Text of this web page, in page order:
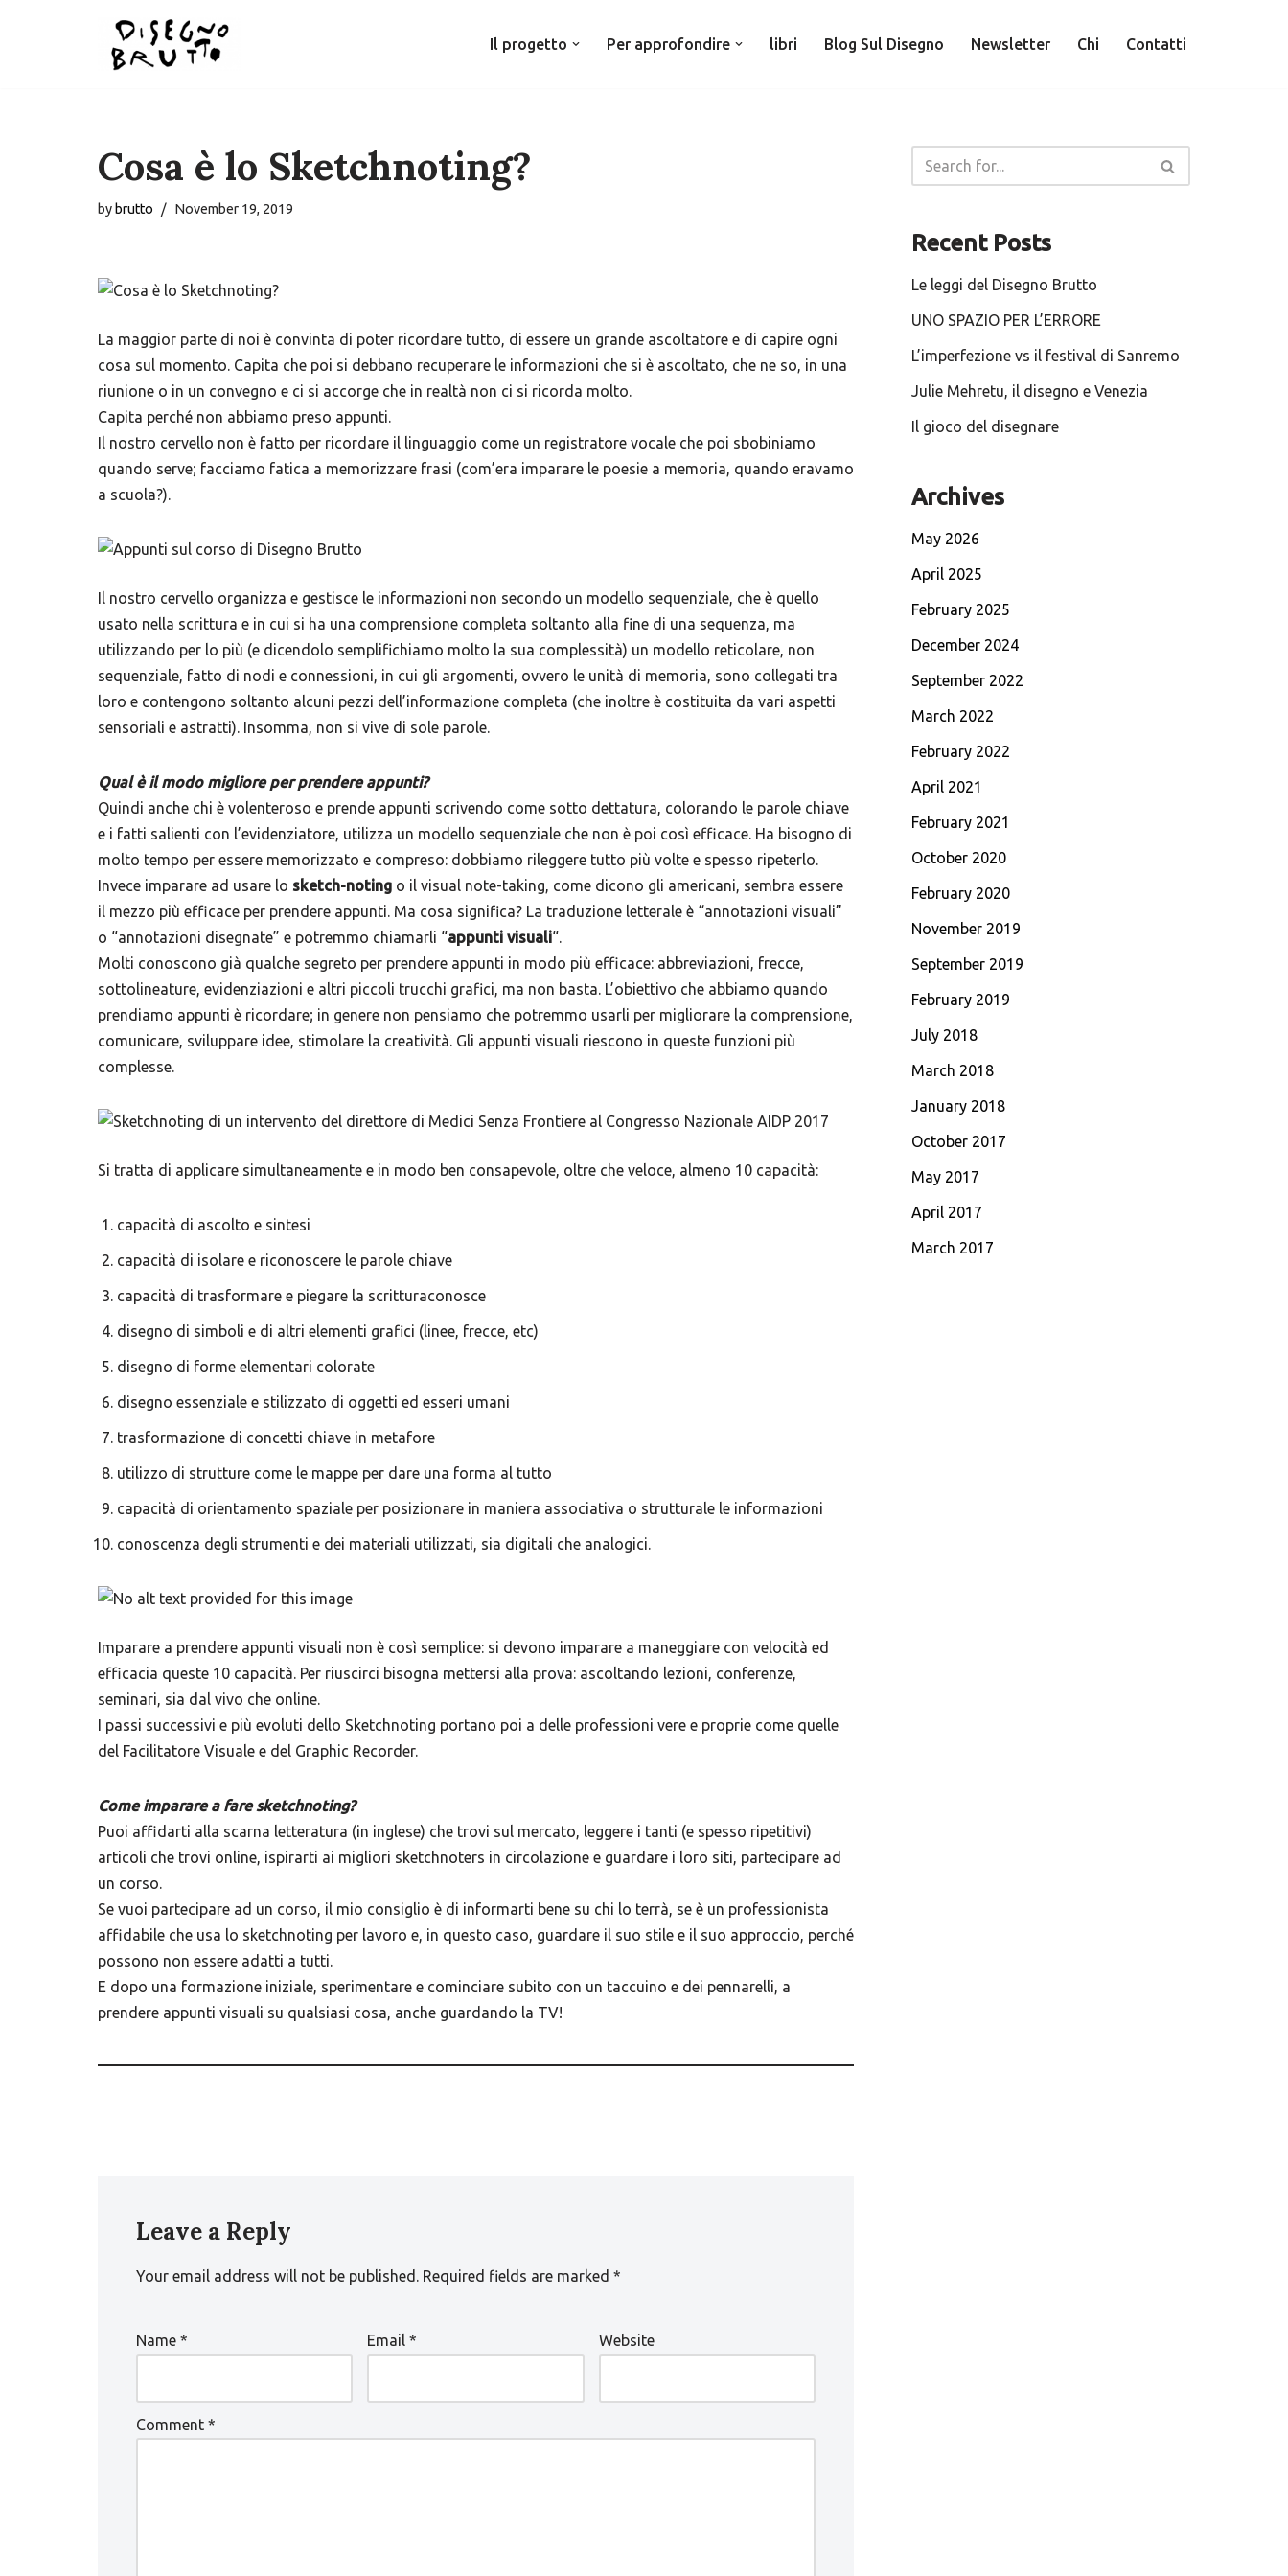
Il progetto Per approfondire libri Blog Sul Disegno Newsletter Chi Contatti
Cosa è lo Sketchnoting?
bybrutto November 19, 2019
La maggior parte di noi è convinta di poter ricordare tutto, di essere un grande ascoltatore e di capire ogni
cosa sul momento. Capita che poi si debbano recuperare le informazioni che si è ascoltato, che ne so, in una
riunione o in un convegno e ci si accorge che in realtà non ci si ricorda molto.
Capita perché non abbiamo preso appunti.
Il nostro cervello non è fatto per ricordare il linguaggio come un registratore vocale che poi sbobiniamo
quando serve; facciamo fatica a memorizzare frasi (com’era imparare le poesie a memoria, quando eravamo
a scuola?).
Il nostro cervello organizza e gestisce le informazioni non secondo un modello sequenziale, che è quello
usato nella scrittura e in cui si ha una comprensione completa soltanto alla fine di una sequenza, ma
utilizzando per lo più (e dicendolo semplifichiamo molto la sua complessità) un modello reticolare, non
sequenziale, fatto di nodi e connessioni, in cui gli argomenti, ovvero le unità di memoria, sono collegati tra
loro e contengono soltanto alcuni pezzi dell’informazione completa (che inoltre è costituita da vari aspetti
sensoriali e astratti). Insomma, non si vive di sole parole.
Qual è il modo migliore per prendere appunti?
Quindi anche chi è volenteroso e prende appunti scrivendo come sotto dettatura, colorando le parole chiave
e i fatti salienti con l’evidenziatore, utilizza un modello sequenziale che non è poi così efficace. Ha bisogno di
molto tempo per essere memorizzato e compreso: dobbiamo rileggere tutto più volte e spesso ripeterlo.
Invece imparare ad usare lo sketch-noting o il visual note-taking, come dicono gli americani, sembra essere
il mezzo più efficace per prendere appunti. Ma cosa significa? La traduzione letterale è “annotazioni visuali”
o “annotazioni disegnate” e potremmo chiamarli “appunti visuali“.
Molti conoscono già qualche segreto per prendere appunti in modo più efficace: abbreviazioni, frecce,
sottolineature, evidenziazioni e altri piccoli trucchi grafici, ma non basta. L’obiettivo che abbiamo quando
prendiamo appunti è ricordare; in genere non pensiamo che potremmo usarli per migliorare la comprensione,
comunicare, sviluppare idee, stimolare la creatività. Gli appunti visuali riescono in queste funzioni più
complesse.
Si tratta di applicare simultaneamente e in modo ben consapevole, oltre che veloce, almeno 10 capacità:
capacità di ascolto e sintesi
capacità di isolare e riconoscere le parole chiave
capacità di trasformare e piegare la scritturaconosce
disegno di simboli e di altri elementi grafici (linee, frecce, etc)
disegno di forme elementari colorate
disegno essenziale e stilizzato di oggetti ed esseri umani
trasformazione di concetti chiave in metafore
utilizzo di strutture come le mappe per dare una forma al tutto
capacità di orientamento spaziale per posizionare in maniera associativa o strutturale le informazioni
conoscenza degli strumenti e dei materiali utilizzati, sia digitali che analogici.
Imparare a prendere appunti visuali non è così semplice: si devono imparare a maneggiare con velocità ed
efficacia queste 10 capacità. Per riuscirci bisogna mettersi alla prova: ascoltando lezioni, conferenze,
seminari, sia dal vivo che online.
I passi successivi e più evoluti dello Sketchnoting portano poi a delle professioni vere e proprie come quelle
del Facilitatore Visuale e del Graphic Recorder.
Come imparare a fare sketchnoting?
Puoi affidarti alla scarna letteratura (in inglese) che trovi sul mercato, leggere i tanti (e spesso ripetitivi)
articoli che trovi online, ispirarti ai migliori sketchnoters in circolazione e guardare i loro siti, partecipare ad
un corso.
Se vuoi partecipare ad un corso, il mio consiglio è di informarti bene su chi lo terrà, se è un professionista
affidabile che usa lo sketchnoting per lavoro e, in questo caso, guardare il suo stile e il suo approccio, perché
possono non essere adatti a tutti.
E dopo una formazione iniziale, sperimentare e cominciare subito con un taccuino e dei pennarelli, a
prendere appunti visuali su qualsiasi cosa, anche guardando la TV!
Leave a Reply
Your email address will not be published. Required fields are marked *
Name * Email* Website
Comment *
Recent Posts
Le leggi del Disegno Brutto
UNO SPAZIO PER L’ERRORE
L’imperfezione vs il festival di Sanremo
Julie Mehretu, il disegno e Venezia
Il gioco del disegnare
Archives
May 2026
April 2025
February 2025
December 2024
September 2022
March 2022
February 2022
April 2021
February 2021
October 2020
February 2020
November 2019
September 2019
February 2019
July 2018
March 2018
January 2018
October 2017
May 2017
April 2017
March 2017